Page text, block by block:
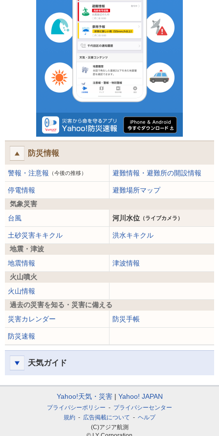
防災情報
警報・注意報 （今後の推移） 避難情報・避難所の開設情報
停電情報
避難場所マップ
気象災害
台風
河川水位 （ライブカメラ）
土砂災害キキクル
洪水キキクル
地震・津波
地震情報
津波情報
火山噴火
火山情報
過去の災害を知る・災害に備える
災害カレンダー
防災手帳
防災速報
天気ガイド
Yahoo!天気・災害 Yahoo! JAPAN
プライバシーポリシー
プライバシーセンター
規約
広告掲載について
ヘルプ
(C)アジア航測